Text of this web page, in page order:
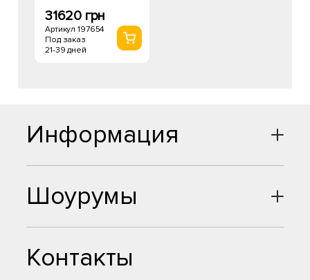
31620 грн
Артикул 197654
Под заказ
21-39 дней
Шоурумы
Контакты
Информация